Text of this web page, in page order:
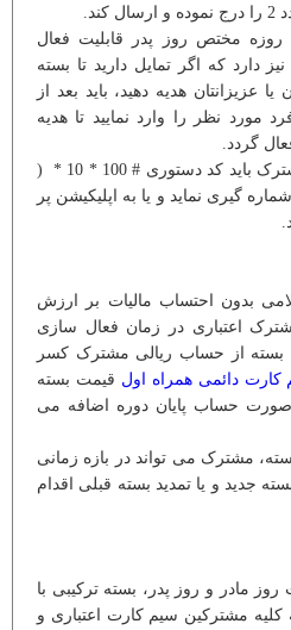
روزه مختص روز پدر قابلیت فعال
دارد که اگر تمایل دارید تا بسته
عزیزانتان هدیه دهید، باید بعد از
مورد نظر را وارد نمایید تا هدیه
گردد.
برای استعلام این بسته نیز مشترک باید کد دستوری # 100 * 10 * (
10 مربع) را شماره گیری نماید و یا به اپلیکیشن پر
بدون احتساب مالیات بر ارزش
اعتباری در زمان فعال سازی
بسته از حساب ریالی مشترک کسر
کارت دائمی همراه اول قیمت بسته
به صورت حساب پایان دوره اضافه می
مشترک می تواند در بازه زمانی
جدید و یا تمدید بسته قبلی اقدام
روز مادر و روز پدر، بسته ترکیبی با
مشترکین سیم کارت اعتباری و